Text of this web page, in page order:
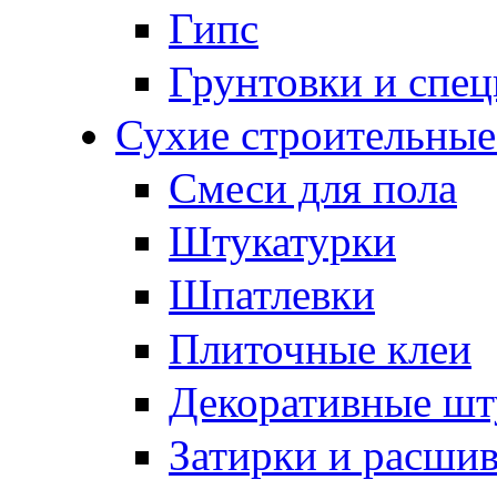
Гипс
Грунтовки и
Сухие
Смеси для пола
Штукатурки
Шпатлевки
Плиточные клеи
Декоративные
Затирки и